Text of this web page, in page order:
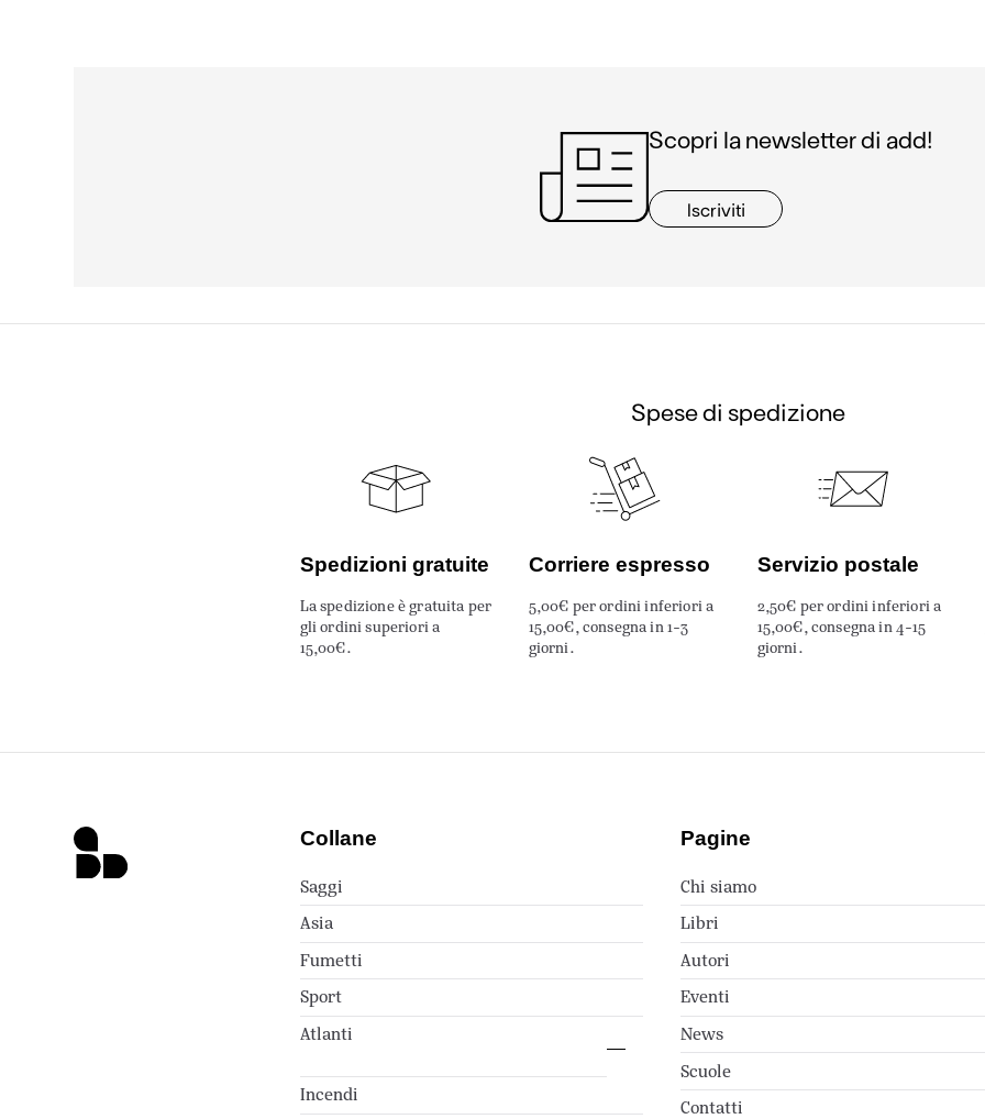
Scopri la newsletter di add!
Iscriviti
Spese di spedizione
Spedizioni gratuite
La spedizione è gratuita per
gli ordini superiori a
15,00€.
Corriere espresso
5,00€ per ordini inferiori a
15,00€, consegna in 1-3
giorni.
Servizio postale
2,50€ per ordini inferiori a
15,00€, consegna in 4-15
giorni.
Collane
Saggi
Asia
Fumetti
Sport
Atlanti
Incendi
Pagine
Chi siamo
Libri
Autori
Eventi
News
Scuole
Contatti